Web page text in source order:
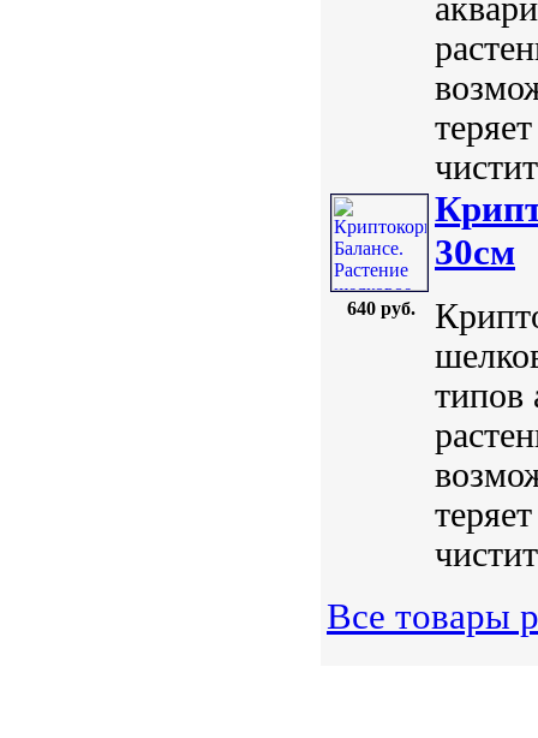
640 руб.
30см
типов
Все товары